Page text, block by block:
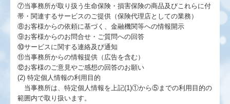
国の共済制度活用コーナー
個人情報保護方針
⑦当事務所が取り扱う生命保険・損害保険の商品及びこれらに付
帯・関連するサービスのご提供（保険代理店としての業務）
⑧お客様からの依頼に基づく、金融機関等への情報開示
⑨お客様からのお問合せ・ご質問への回答
⑩サービスに関する連絡及び通知
⑪当事務所からの情報提供（広告を含む）
⑫お客様のご意見やご感想の回答のお願い
(2) 特定個人情報の利用目的
当事務所は、特定個人情報を上記(1)①から⑤までの利用目的の
範囲内で取り扱います。